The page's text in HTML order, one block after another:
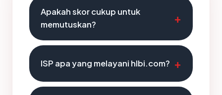
Apakah skor cukup untuk
memutuskan?
ISP apa yang melayani hlbi.com?